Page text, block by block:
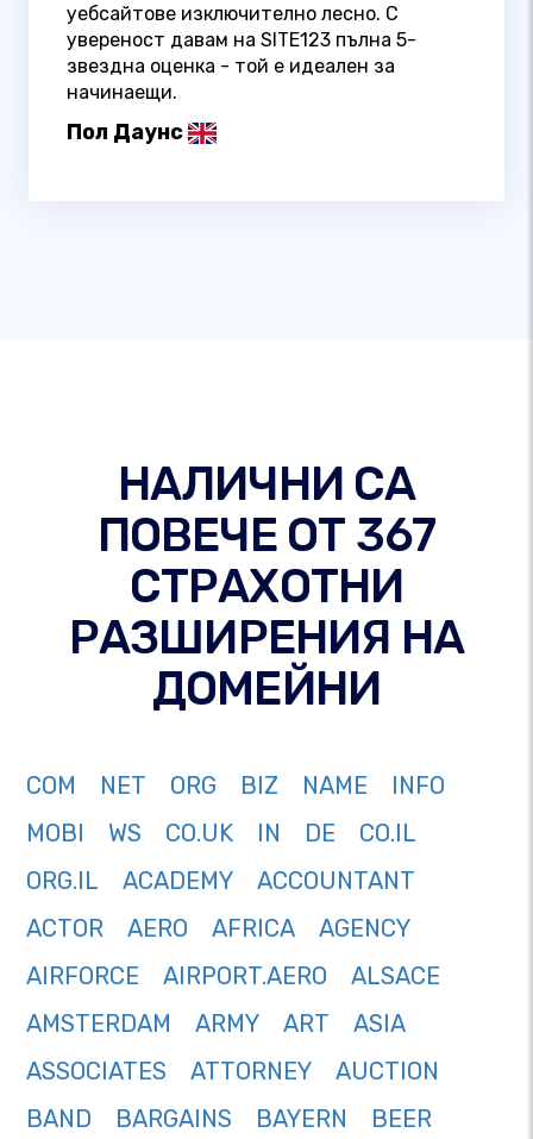
уебсайтове изключително лесно. С
увереност давам на SITE123 пълна 5-
звездна оценка - той е идеален за
начинаещи.
Пол Даунс
НАЛИЧНИ СА
ПОВЕЧЕ ОТ 367
СТРАХОТНИ
РАЗШИРЕНИЯ НА
ДОМЕЙНИ
COM NET ORG BIZ NAME
INFO
MOBI
WS CO.UK IN DE
CO.IL
ORG.IL
ACADEMY
ACCOUNTANT
ACTOR
AERO AFRICA
AGENCY
AIRFORCE
AIRPORT.AERO
ALSACE
AMSTERDAM
ARMY ART
ASIA
ASSOCIATES
ATTORNEY
AUCTION
BAND
BARGAINS BAYERN
BEER